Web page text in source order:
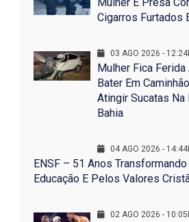
Mulher É Presa
Cigarros Furtados
03 AGO 2026 -
Mulher Fica
Bater Em
Atingir Sucatas Na
Bahia
04 AGO 2026 -
ENSF – 51 Anos
Educação E Pelos Valores
02 AGO 2026 -